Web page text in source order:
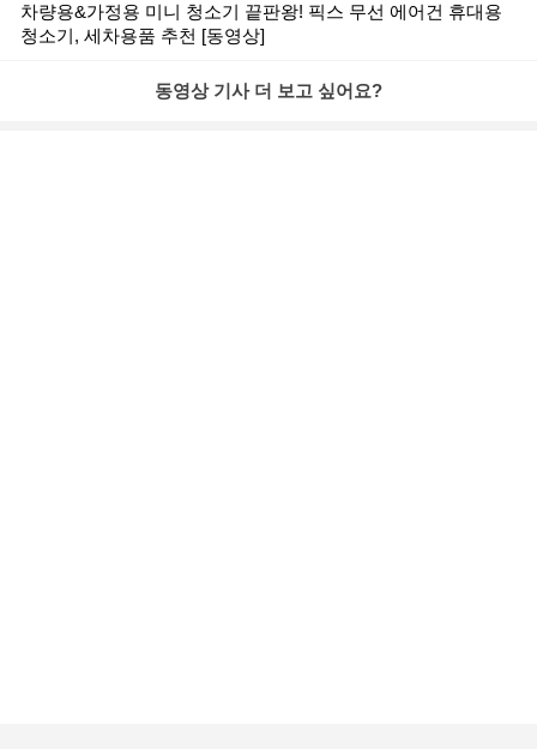
차량용&가정용 미니 청소기 끝판왕! 픽스 무선 에어건 휴대용
청소기, 세차용품 추천 [동영상]
동영상 기사 더 보고 싶어요?